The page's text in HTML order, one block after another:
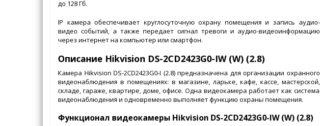
до 128 Гб.
IP камера обеспечивает круглосуточную охрану помещения и запись аудио-
видео событий, а также передает сигнал тревоги и аудио-видеоинформацию
через интернет на компьютер или смартфон.
Описание Hikvision DS-2CD2423G0-IW (W) (2.8)
Камера Hikvision DS-2CD2423G0-I (2.8) предназначена для организации охранного
видеонаблюдения в помещениях: в магазине, ларьке, кафе, кассе, мастерской,
складе, гараже, квартире, доме, офисе. Одна видеокамера работает как система
видеонаблюдения и одновременно выполняет функцию охраны помещения.
Функционал видеокамеры Hikvision DS-2CD2423G0-IW (W) (2.8)